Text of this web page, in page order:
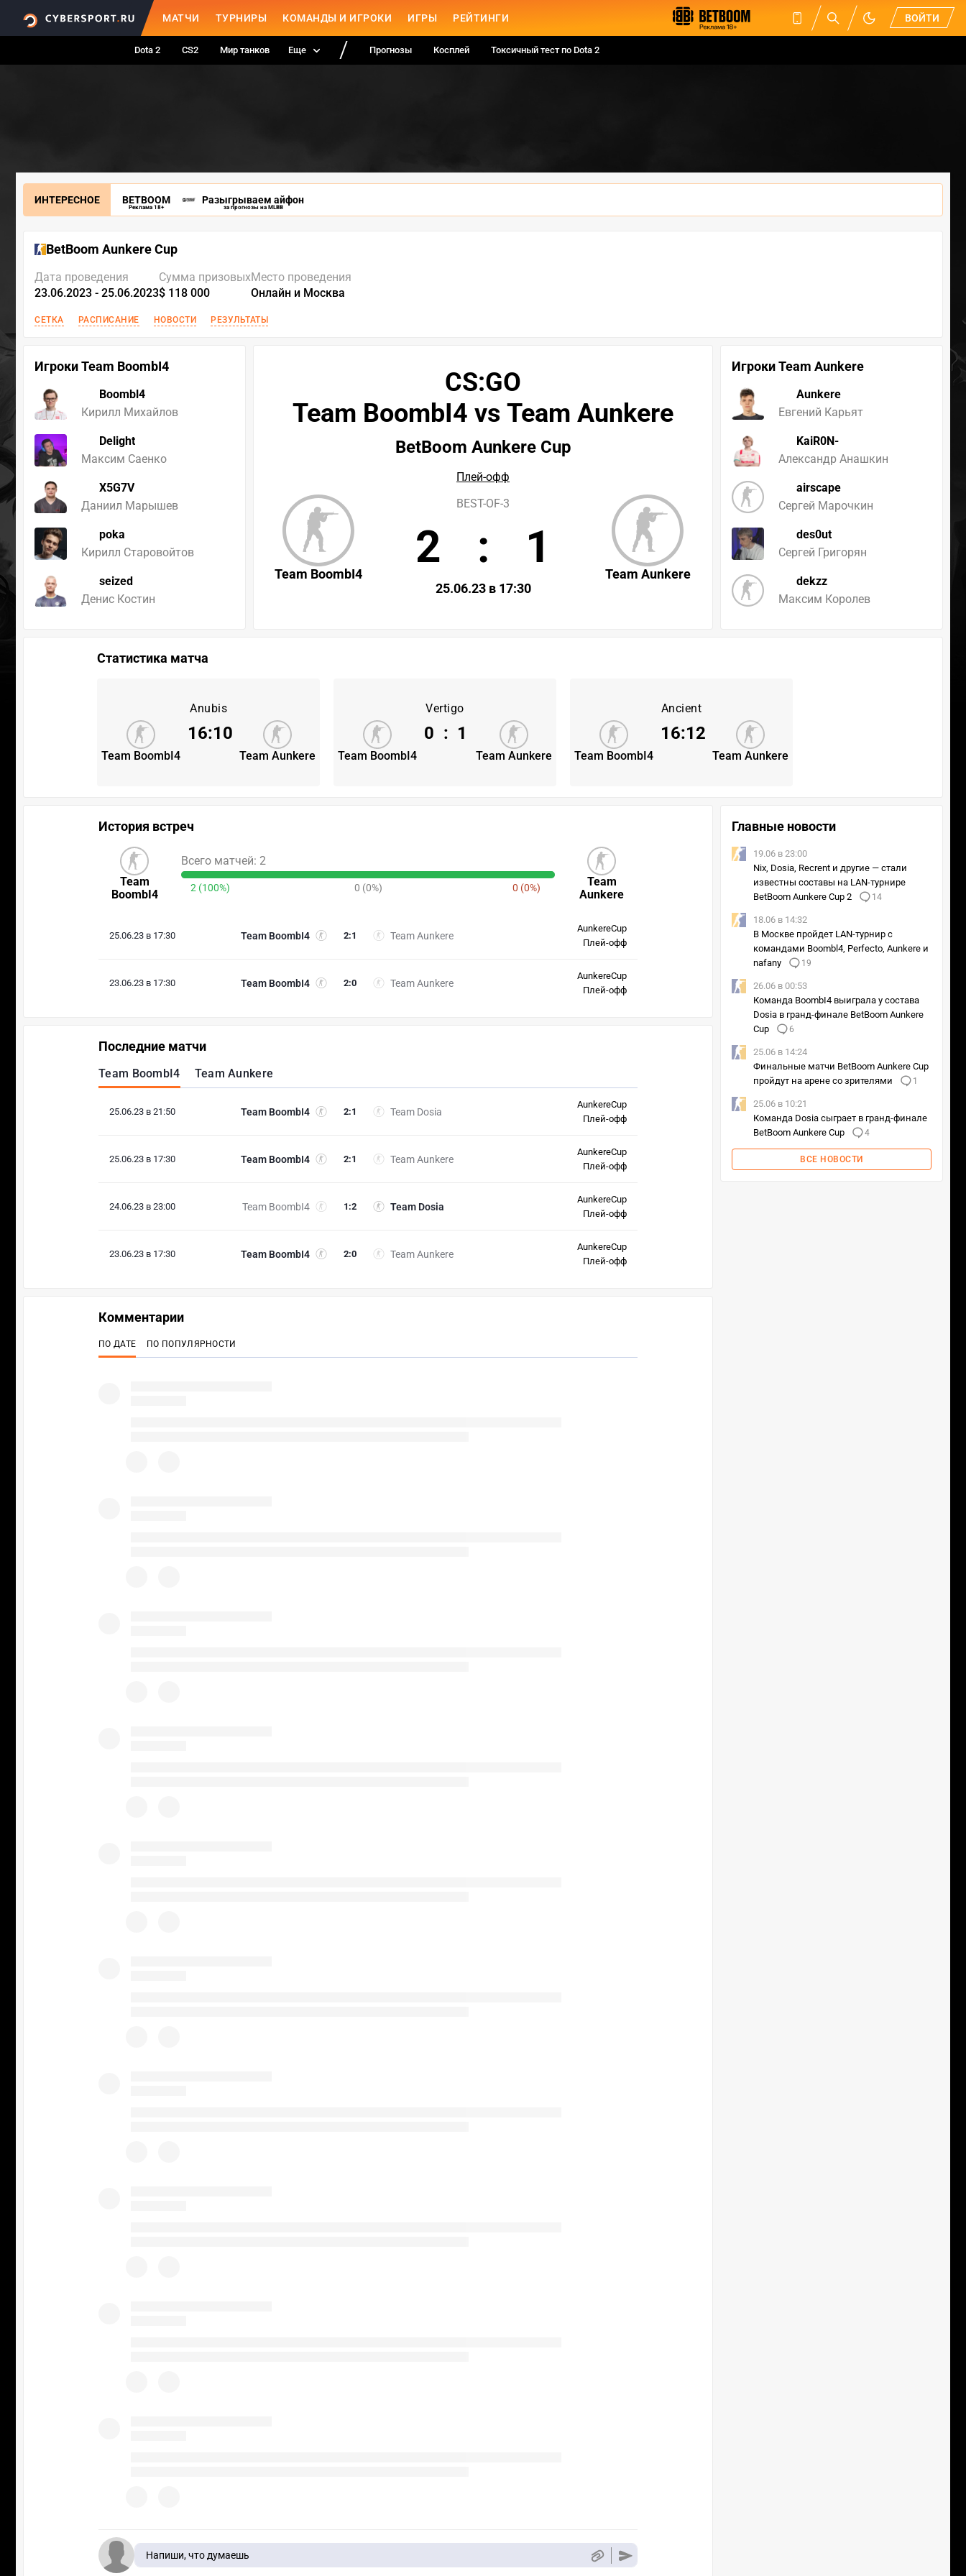
МАТЧИ ТУРНИРЫ КОМАНДЫ И ИГРОКИ ИГРЫ РЕЙТИНГИ ВОЙТИ
Dota 2 CS2 Мир танков Еще Прогнозы Косплей Токсичный тест по Dota 2
ИНТЕРЕСНОЕ BETBOOM
Реклама 18+
Разыгрываем айфон
за прогнозы на MLBB
BetBoom Aunkere Cup
Дата проведения
23.06.2023 - 25.06.2023
Сумма призовых
$ 118 000
Место проведения
Онлайн и Москва
СЕТКА РАСПИСАНИЕ НОВОСТИ РЕЗУЛЬТАТЫ
Игроки Team BoombI4
Boombl4
Кирилл Михайлов
Delight
Максим Саенко
X5G7V
Даниил Марышев
poka
Кирилл Старовойтов
seized
Денис Костин
Игроки Team Aunkere
Aunkere
Евгений Карьят
KaiR0N-
Александр Анашкин
airscape
Сергей Марочкин
des0ut
Сергей Григорян
dekzz
Максим Королев
CS:GO
Team BoombI4 vs Team Aunkere
BetBoom Aunkere Cup
Плей-офф
Team BoombI4 Team Aunkere
BEST-OF-3
2 : 1
25.06.23 в 17:30
Статистика матча
Anubis
Team BoombI4 Team Aunkere
16:10
Vertigo
Team BoombI4 Team Aunkere
0 : 1
Ancient
Team BoombI4 Team Aunkere
16:12
История встреч
Team
BoombI4
Team
Aunkere
Всего матчей: 2
2 (100%) 0 (0%) 0 (0%)
25.06.23 в 17:30 Team BoombI4 Team Aunkere
2:1
AunkereCup
Плей-офф
23.06.23 в 17:30 Team BoombI4 Team Aunkere
2:0
AunkereCup
Плей-офф
Последние матчи
Team BoombI4 Team Aunkere
25.06.23 в 21:50 Team BoombI4 Team Dosia
2:1
AunkereCup
Плей-офф
25.06.23 в 17:30 Team BoombI4 Team Aunkere
2:1
AunkereCup
Плей-офф
24.06.23 в 23:00 Team BoombI4 Team Dosia
1 :2
AunkereCup
Плей-офф
23.06.23 в 17:30 Team BoombI4 Team Aunkere
2:0
AunkereCup
Плей-офф
Главные новости
19.06 в 23:00
Nix, Dosia, Recrent и другие — стали
известны составы на LAN-турнире
BetBoom Aunkere Cup 2
14
18.06 в 14:32
В Москве пройдет LAN-турнир с
командами Boombl4, Perfecto, Aunkere и
nafany
19
26.06 в 00:53
Команда BoombI4 выиграла у состава
Dosia в гранд-финале BetBoom Aunkere
Cup
6
25.06 в 14:24
Финальные матчи BetBoom Aunkere Cup
пройдут на арене со зрителями
1
25.06 в 10:21
Команда Dosia сыграет в гранд-финале
BetBoom Aunkere Cup
4
ВСЕ НОВОСТИ
Комментарии
ПО ДАТЕ ПО ПОПУЛЯРНОСТИ
Напиши, что думаешь